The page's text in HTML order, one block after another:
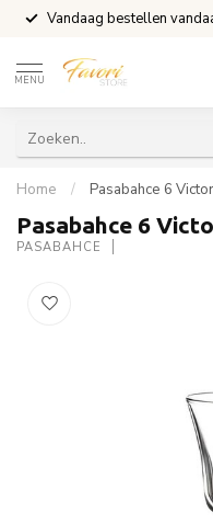
Vandaag bestellen
MENU
Home / Pasabahce 6
Pasabahce 6
PASABAHCE